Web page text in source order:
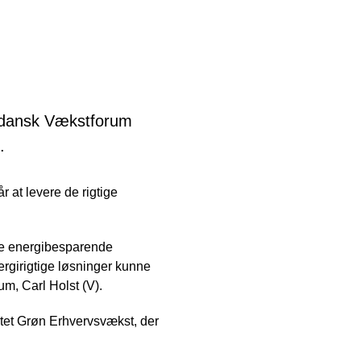
Vækstforum
at levere de rigtige
energibesparende
løsninger kunne
Carl Holst (V).
Grøn Erhvervsvækst, der